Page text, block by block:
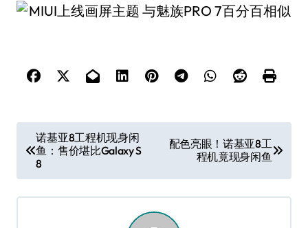
章
导
航
诺基亚8工程机现身闲
鱼：售价堪比Galaxy S
8
配色亮眼！诺基亚8工
程机竟现身闲鱼